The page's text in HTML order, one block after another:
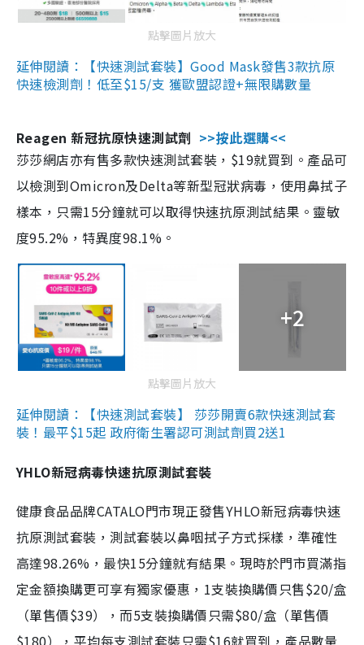
點擊圖片放大
延伸閱讀：【快速測試套裝】Good Mask發售3款抗原
快速檢測劑！低至$15/支 獲歐盟認證+無限購數量
Reagen 新冠抗原快速測試劑 >>按此選購<<
莎莎網店亦有售多款快速測試套裝，$19就買到。產品可
以檢測到Omicron及Delta等新型冠狀病毒，使用鼻拭子
樣本，只需15分鐘就可以取得快速抗原測試結果。靈敏
度95.2%，特異度98.1%。
+2
點擊圖片放大
延伸閱讀：【快速測試套裝】 莎莎開賣6款快速測試套
裝！最平$15起 政府衛生署認可測試劑買2送1
YHLO新冠病毒快速抗原測試套裝
健康食品品牌CATALO門市現正發售YHLO新冠病毒快速
抗原測試套裝，測試套裝以鼻咽拭子方式採樣，準確性
高達98.26%，最快15分鐘就有結果。現時於門市買滿指
定金額換購更可享有獨家優惠，1支裝換購價只售$20/盒
（單售價$39），而5支裝換購價只需$80/盒（單售價
$180），平均每支測試套裝只需$16就買到，產品數量